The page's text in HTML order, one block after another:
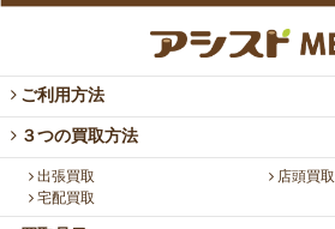
ご利用方法
３つの買取方法
出張買取
店頭買取
宅配買取